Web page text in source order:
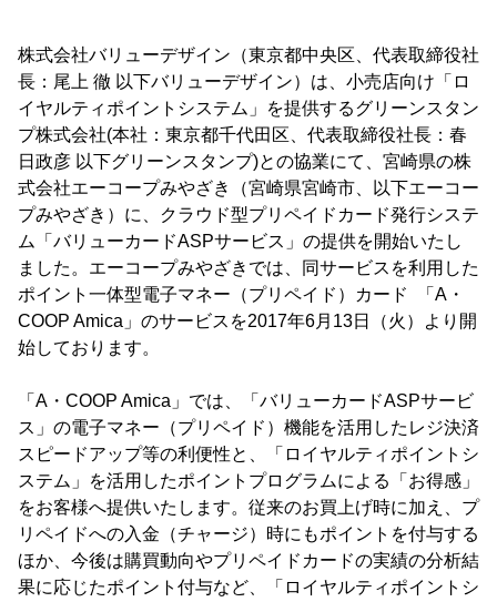
株式会社バリューデザイン（東京都中央区、代表取締役社
長：尾上 徹 以下バリューデザイン）は、小売店向け「ロ
イヤルティポイントシステム」を提供するグリーンスタン
プ株式会社(本社：東京都千代田区、代表取締役社長：春
日政彦 以下グリーンスタンプ)との協業にて、宮崎県の株
式会社エーコープみやざき（宮崎県宮崎市、以下エーコー
プみやざき）に、クラウド型プリペイドカード発行システ
ム「バリューカードASPサービス」の提供を開始いたし
ました。エーコープみやざきでは、同サービスを利用した
ポイント一体型電子マネー（プリペイド）カード 「A・
COOP Amica」のサービスを2017年6月13日（火）より開
始しております。
「A・COOP Amica」では、「バリューカードASPサービ
ス」の電子マネー（プリペイド）機能を活用したレジ決済
スピードアップ等の利便性と、「ロイヤルティポイントシ
ステム」を活用したポイントプログラムによる「お得感」
をお客様へ提供いたします。従来のお買上げ時に加え、プ
リペイドへの入金（チャージ）時にもポイントを付与する
ほか、今後は購買動向やプリペイドカードの実績の分析結
果に応じたポイント付与など、「ロイヤルティポイントシ